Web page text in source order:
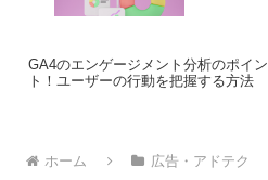
GA4のエンゲージメント分析のポイン
ト！ユーザーの行動を把握する方法
ホーム 広告・アドテク